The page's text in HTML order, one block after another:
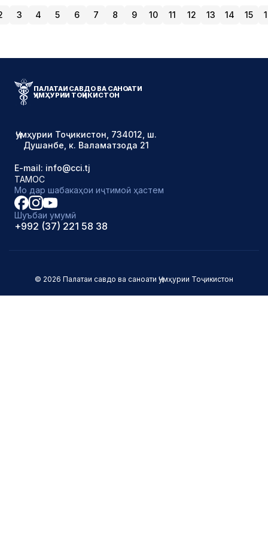
3 4 5 6 7 8 9 10 11 12 13 14 15
ПАЛАТАИ САВДО ВА САНОАТИ
ҶУМҲУРИИ ТОҶИКИСТОН
Ҷумҳурии Тоҷикистон, 734012, ш.
Душанбе, к. Валаматзода 21
E-mail: info@cci.tj
ТАМОС
Мо дар шабакаҳои иҷтимоӣ ҳастем
Шуъбаи умумӣ
+992 (37) 221 58 38
© 2026 Палатаи савдо ва саноати Ҷумҳурии Тоҷикистон